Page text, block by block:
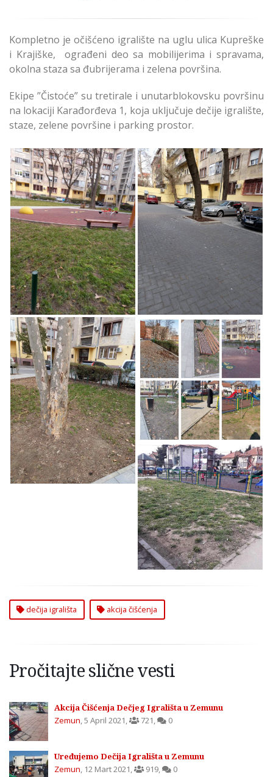
Kompletno je očišćeno igralište na uglu ulica Kupreške
i Krajiške, ograđeni deo sa mobilijerima i spravama,
okolna staza sa đubrijerama i zelena površina.
Ekipe ”Čistoće” su tretirale i unutarblokovsku površinu
na lokaciji Karađorđeva 1, koja uključuje dečije igralište,
staze, zelene površine i parking prostor.
Nastavlja se Akcija
Čišćenja Dečijih
Igrališta u Zemunu
Nastavlja se Akcija
Čišćenja Dečijih
Igrališta u Zemunu
Nastavlja se Akcija
Čišćenja Dečijih
Igrališta u Zemunu
Nastavlja se Akcija
Čišćenja Dečijih
Igrališta u Zemunu
Nastavlja se Akcija
Čišćenja Dečijih
Igrališta u Zemunu
dečija igrališta akcija čišćenja
Pročitajte slične vesti
Akcija Čišćenja Dečjeg Igrališta u Zemunu
Zemun,5 April 2021, 721, 0
Uređujemo Dečija Igrališta u Zemunu
Zemun, 12 Mart 2021, 919, 0